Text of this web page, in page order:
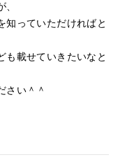
、
知っていただければと
も載せていきたいなと
さい＾＾